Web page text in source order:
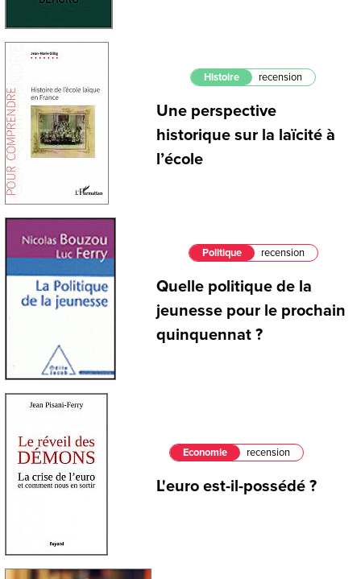
Histoire recension
Une perspective
historique sur la laïcité à
l’école
Politique recension
Quelle politique de la
jeunesse pour le prochain
quinquennat ?
Economie recension
L'euro est-il-possédé ?